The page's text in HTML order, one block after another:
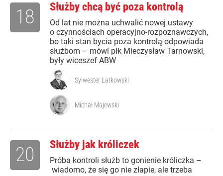
Służby chcą być poza kontrolą
Od lat nie można uchwalić nowej ustawy
o czynnościach operacyjno-rozpoznawczych,
bo taki stan bycia poza kontrolą odpowiada
służbom – mówi płk Mieczysław Tarnowski,
były wiceszef ABW
18
Sylwester Latkowski
Michał Majewski
Służby jak króliczek
Próba kontroli służb to gonienie króliczka –
wiadomo, że się go nie złapie, ale trzeba
20